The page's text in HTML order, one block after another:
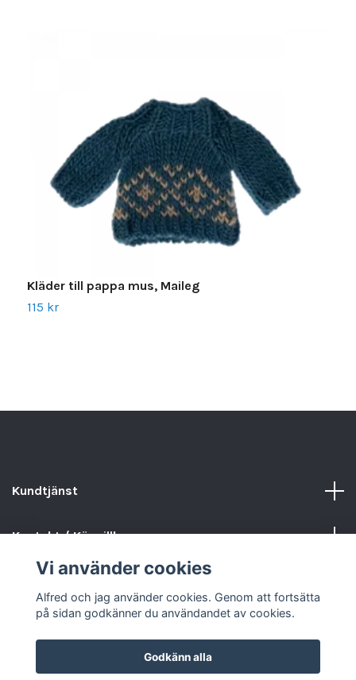
Kläder till pappa mus, Maileg
115 kr
Kundtjänst
Kontakt / Köpvillkor
Vi använder cookies
Alfred och jag använder cookies. Genom att fortsätta
på sidan godkänner du användandet av cookies.
Godkänn alla